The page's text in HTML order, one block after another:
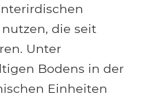
die seit
Unter
Bodens in der
Einheiten